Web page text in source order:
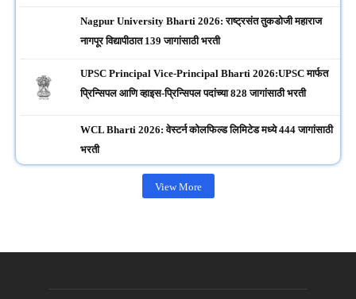
Nagpur University Bharti 2026: राष्ट्रसंत तुकडोजी महाराज
नागपूर विद्यापीठात 139 जागांसाठी भरती
UPSC Principal Vice-Principal Bharti 2026:UPSC मार्फत
प्रिन्सिपल आणि व्हाइस-प्रिन्सिपल पदांच्या 828 जागांसाठी भरती
WCL Bharti 2026: वेस्टर्न कोलफिल्ड लिमिटेड मध्ये 444 जागांसाठी
भरती
View More